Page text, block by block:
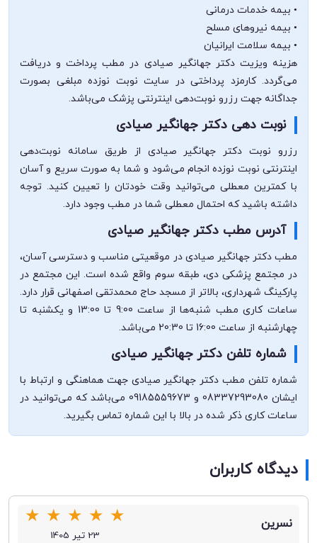
• بیمه خدمات درمانی
• بیمه نیروهای مسلح
• بیمه سلامت ایرانیان
هزینه ویزیت دکتر جهانگیر صیادی در مطب پرداخت و دریافت
می‌گردد. کارمزد پرداختی در سایت نوبت نوزده مبلغی بصورت
جداگانه جهت رزرو نوبت‌دهی اینترنتی پزشک می‌باشد.
نوبت دهی دکتر جهانگیر صیادی
رزرو نوبت دکتر جهانگیر صیادی از طریق سامانه نوبت‌دهی
اینترنتی نوبت نوزده انجام می‌شود و شما به صورت سریع و آسان
با کمترین معطلی می‌توانید وقت خودتان را تعیین کنید. توجه
داشته باشید که احتمال معطلی شما در مطب وجود دارد.
آدرس مطب دکتر جهانگیر صیادی
مطب دکتر جهانگیر صیادی در موقعیتی مناسب و دسترسی آسان،
در مجتمع پزشکی دی، طبقه سوم واقع شده است. این مجتمع در
پارکینگ شهرداری، بالاتر از مسجد حاج محمدتقی اصفهانی قرار دارد.
ساعات کاری مطب شنبه‌ها از ساعت 9:00 تا 13:00 و یکشنبه تا
چهارشنبه از ساعت 16:00 تا 20:30 می‌باشد.
شماره تلفن دکتر جهانگیر صیادی
شماره تلفن مطب دکتر جهانگیر صیادی جهت هماهنگی و ارتباط با
ایشان 08337293080 و 09185559673 می‌باشد که می‌توانید در
ساعات کاری ذکر شده در بالا با این شماره تماس بگیرید.
دیدگاه کاربران
نسرین ★
★
★
★
★
23 تیر 1405